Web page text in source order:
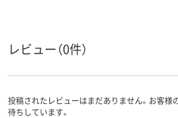
レビュー（0件）
投稿されたレビューはまだありません。お客様
待ちしています。